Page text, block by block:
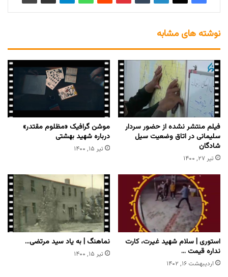
نوشته های مشابه
فیلم منتشر نشده از حضور سردار
سلیمانی در اتاق وضعیت سیل
شادگان
تیر ۲۷, ۱۴۰۰
موشن گرافیک «مظلوم مقتدر»
درباره شهید بهشتی
تیر ۱۵, ۱۴۰۰
استوری | سلام شهید غیرت، کارت
نداره قیمت …
اردیبهشت ۱۶, ۱۴۰۲
نماهنگ | به یاد سید مرتضی…
تیر ۱۵, ۱۴۰۰